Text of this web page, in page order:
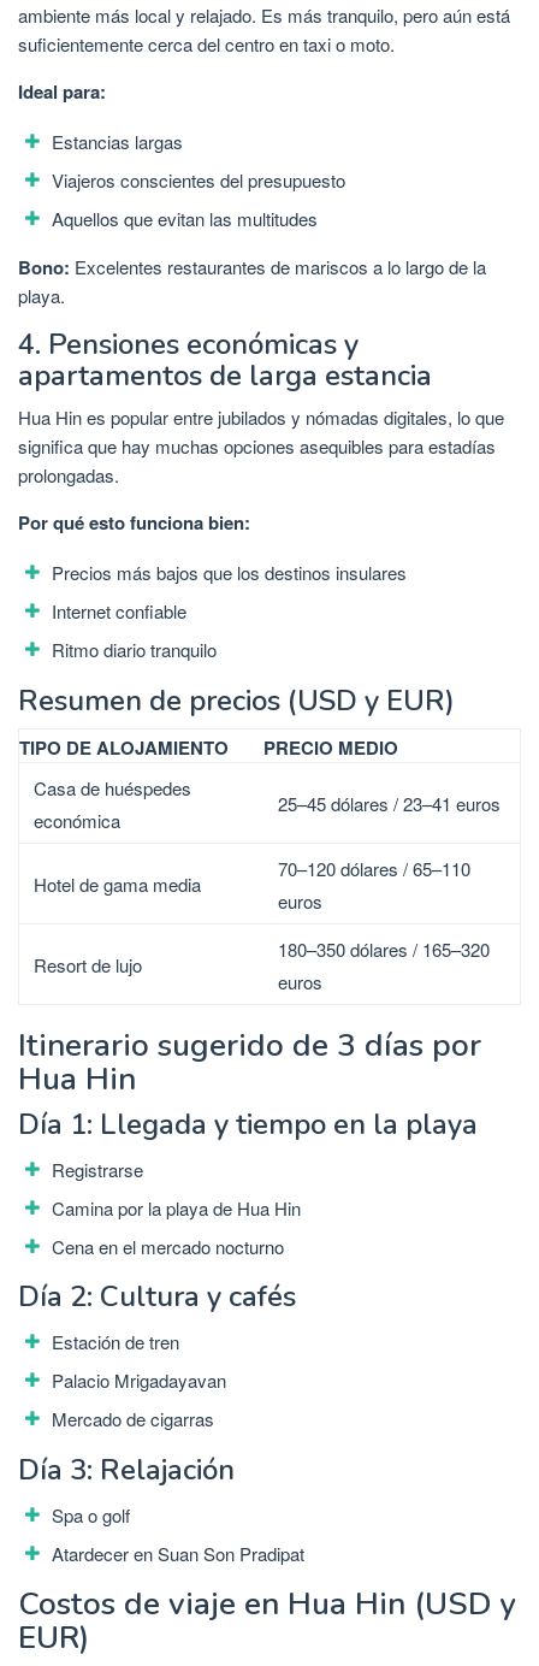
ambiente más local y relajado. Es más tranquilo, pero aún está
suficientemente cerca del centro en taxi o moto.
Ideal para:
Estancias largas
Viajeros conscientes del presupuesto
Aquellos que evitan las multitudes
Bono: Excelentes restaurantes de mariscos a lo largo de la
playa.
4. Pensiones económicas y
apartamentos de larga estancia
Hua Hin es popular entre jubilados y nómadas digitales, lo que
significa que hay muchas opciones asequibles para estadías
prolongadas.
Por qué esto funciona bien:
Precios más bajos que los destinos insulares
Internet confiable
Ritmo diario tranquilo
Resumen de precios (USD y EUR)
TIPO DE ALOJAMIENTO PRECIO MEDIO
Casa de huéspedes
económica
25–45 dólares / 23–41 euros
Hotel de gama media
70–120 dólares / 65–110
euros
Resort de lujo
180–350 dólares / 165–320
euros
Itinerario sugerido de 3 días por
Hua Hin
Día 1: Llegada y tiempo en la playa
Registrarse
Camina por la playa de Hua Hin
Cena en el mercado nocturno
Día 2: Cultura y cafés
Estación de tren
Palacio Mrigadayavan
Mercado de cigarras
Día 3: Relajación
Spa o golf
Atardecer en Suan Son Pradipat
Costos de viaje en Hua Hin (USD y
EUR)